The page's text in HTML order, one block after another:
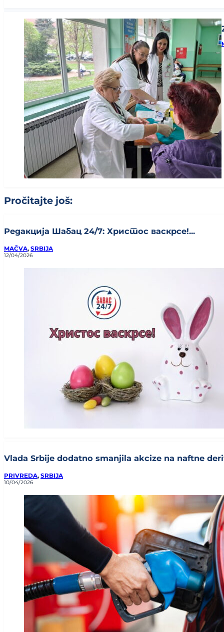
Pročitajte još:
Редакција Шабац 24/7: Христос васкрсе!...
MAČVA, SRBIJA
12/04/2026
Vlada Srbije dodatno smanjila akcize na naftne
PRIVREDA, SRBIJA
10/04/2026